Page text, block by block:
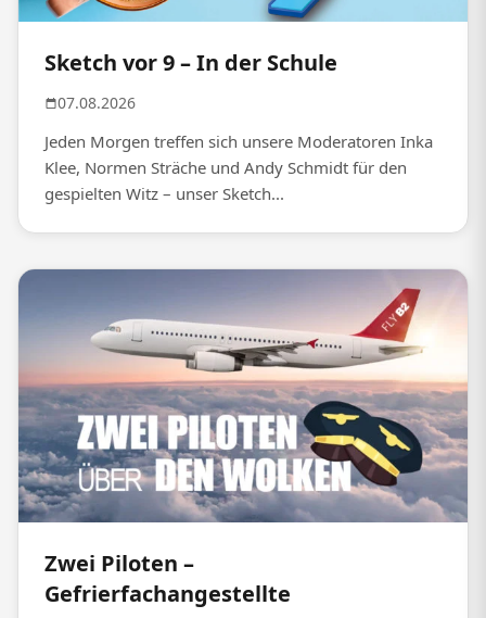
Sketch vor 9 – In der Schule
07.08.2026
Jeden Morgen treffen sich unsere Moderatoren Inka
Klee, Normen Sträche und Andy Schmidt für den
gespielten Witz – unser Sketch...
Zwei Piloten –
Gefrierfachangestellte